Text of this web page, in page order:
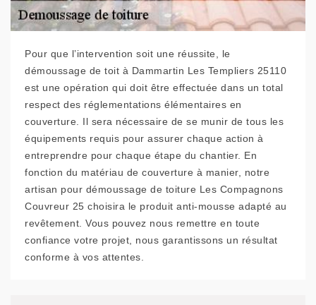
Pour que l’intervention soit une réussite, le
démoussage de toit à Dammartin Les Templiers 25110
est une opération qui doit être effectuée dans un total
respect des réglementations élémentaires en
couverture. Il sera nécessaire de se munir de tous les
équipements requis pour assurer chaque action à
entreprendre pour chaque étape du chantier. En
fonction du matériau de couverture à manier, notre
artisan pour démoussage de toiture Les Compagnons
Couvreur 25 choisira le produit anti-mousse adapté au
revêtement. Vous pouvez nous remettre en toute
confiance votre projet, nous garantissons un résultat
conforme à vos attentes.